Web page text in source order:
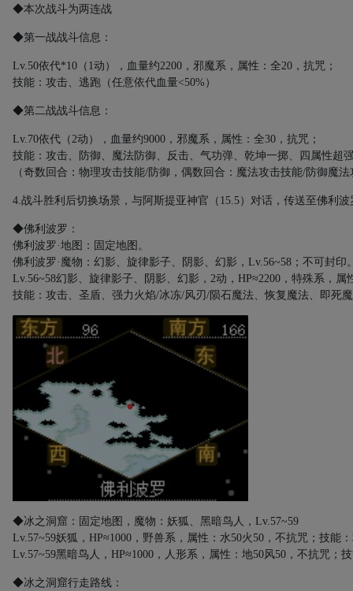
◆本次战斗为两连战
◆第一战战斗信息：
Lv.50依代*10 （ 1动） ，血量约2200 ，邪魔系，属性：全20 ，抗咒；
技能：攻击、逃跑（任意依代血量<50% ）
◆第二战战斗信息：
Lv.70依代（2动），血量约9000 ，邪魔系，属性：全30 ，抗咒；
技能：攻击、防御、魔法防御、反击、气功弹、乾坤一掷、四属性超
（奇数回合：物理攻击技能/防御，偶数回合：魔法攻击技能/防御魔法
4.战斗胜利后切换场景，与阿斯提亚神官（ 15.5）对话，传送至佛利波
◆佛利波罗：
佛利波罗·地图：固定地图。
佛利波罗·魔物：幻影、旋律影子、阴影、幻影， Lv.56~58 ；不可封印
Lv.56~58幻影、旋律影子、阴影、幻影， 2动， HP≈2200 ，特殊系，属
技能：攻击、圣盾、强力火焰/冰冻/风刃 / 陨石魔法、恢复魔法、即死
◆冰之洞窟：固定地图，魔物：妖狐、黑暗鸟人， Lv.57~59
Lv.57~59妖狐， HP≈1000 ，野兽系，属性：水50火 50 ，不抗咒；技能
Lv.57~59黑暗鸟人， HP≈1000 ，人形系，属性：地50风50 ，不抗咒；
◆冰之洞窟行走路线：